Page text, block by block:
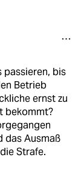
passieren, bis
Betrieb
ernst zu
bekommt?
das Ausmaß
Strafe.